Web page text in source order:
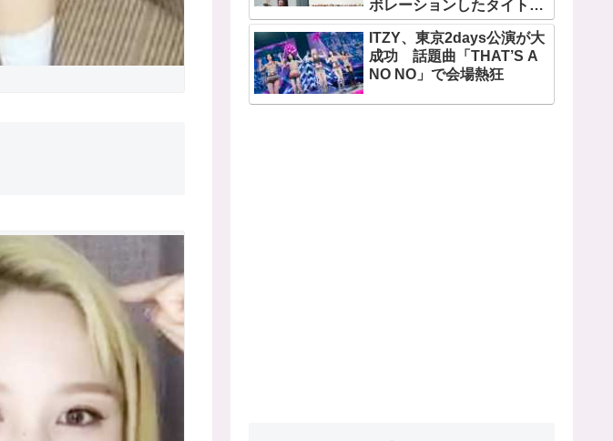
ボレーションしたタイトル
曲「BOOMPALA」MVも公
開
ITZY、東京2days公演が大
成功 話題曲「THAT’S A
NO NO」で会場熱狂